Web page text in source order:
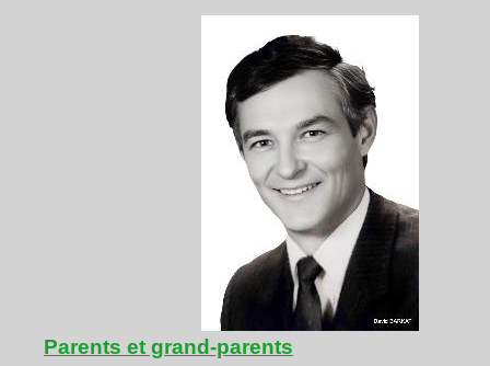
Parents et grand-parents